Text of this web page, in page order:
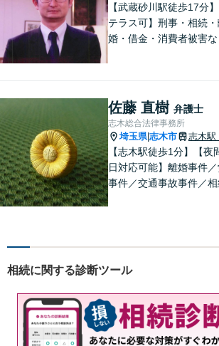
【武蔵砂川駅徒歩17分
テラス可】刑事・相続
婚・借金・消費者被害な
味方となり、しかるべ
へと導いてまいります。
はお気軽にご相談くださ
佐藤 直樹 弁護士
志木総合法律事務所
埼玉県|志木市 志木駅
【志木駅徒歩1分】【夜
日対応可能】離婚事件
事件／交通事故事件／相
律相談・打ち合わせに
対策】お気軽にご相談く
い。
相続に関する診断ツール